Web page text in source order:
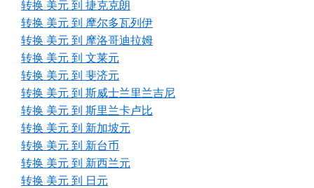
转换 美元 到 捷克克朗
转换 美元 到 摩尔多瓦列伊
转换 美元 到 摩洛哥迪拉姆
转换 美元 到 文莱元
转换 美元 到 斐济元
转换 美元 到 斯威士兰里兰吉尼
转换 美元 到 斯里兰卡卢比
转换 美元 到 新加坡元
转换 美元 到 新台币
转换 美元 到 新西兰元
转换 美元 到 日元